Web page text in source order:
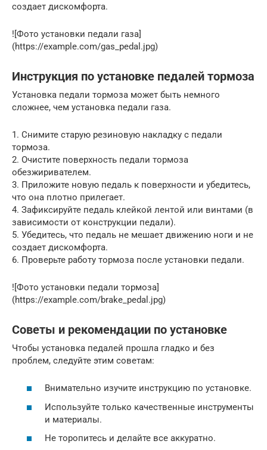
создает дискомфорта.
![Фото установки педали газа]
(https://example.com/gas_pedal.jpg)
Инструкция по установке педалей тормоза
Установка педали тормоза может быть немного
сложнее, чем установка педали газа.
1. Снимите старую резиновую накладку с педали
тормоза.
2. Очистите поверхность педали тормоза
обезжиривателем.
3. Приложите новую педаль к поверхности и убедитесь,
что она плотно прилегает.
4. Зафиксируйте педаль клейкой лентой или винтами (в
зависимости от конструкции педали).
5. Убедитесь, что педаль не мешает движению ноги и не
создает дискомфорта.
6. Проверьте работу тормоза после установки педали.
![Фото установки педали тормоза]
(https://example.com/brake_pedal.jpg)
Советы и рекомендации по установке
Чтобы установка педалей прошла гладко и без
проблем, следуйте этим советам:
Внимательно изучите инструкцию по установке.
Используйте только качественные инструменты
и материалы.
Не торопитесь и делайте все аккуратно.